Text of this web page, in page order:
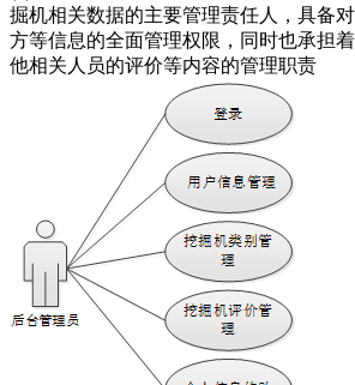
掘机相关数据的主要管理责任人，具备
方等信息的全面管理权限，同时也承担
他相关人员的评价等内容的管理职责